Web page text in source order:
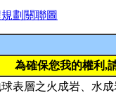
劃關聯圖
為確保您我的權利,
表層之火成岩、水